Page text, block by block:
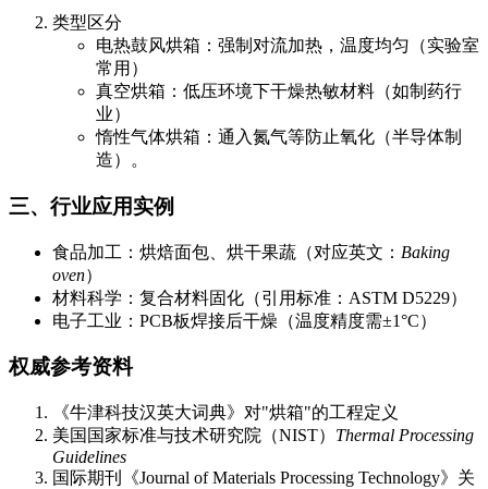
类型区分
电热鼓风烘箱：强制对流加热，温度均匀（实验室
常用）
真空烘箱：低压环境下干燥热敏材料（如制药行
业）
惰性气体烘箱：通入氮气等防止氧化（半导体制
造）。
三、行业应用实例
食品加工：烘焙面包、烘干果蔬（对应英文： Baking
oven）
材料科学：复合材料固化（引用标准：ASTM D5229）
电子工业：PCB板焊接后干燥（温度精度需±1°C）
权威参考资料
《牛津科技汉英大词典》对"烘箱"的工程定义
美国国家标准与技术研究院（NIST） Thermal Processing
Guidelines
国际期刊《Journal of Materials Processing Technology》关